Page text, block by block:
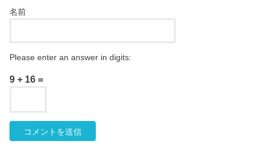
名前
Please enter an answer in digits:
9 + 16 =